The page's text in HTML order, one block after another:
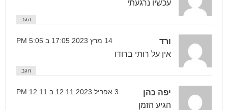
עכשיו נרגעתי
הגב
ורד 14 מרץ 2023 17:05 ב 5:05 PM
אין על רותי ברודו
הגב
יפה כהן 3 אפריל 2023 12:11 ב 12:11 PM
הגיע הזמן